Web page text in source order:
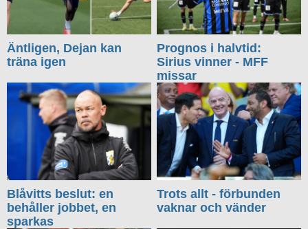
Äntligen, Dejan kan
träna igen
Prognos i halvtid:
Sirius vinner - MFF
missar
Blåvitts beslut: en
behåller jobbet, en
sparkas
Trots allt - förbunden
vaknar och vänder